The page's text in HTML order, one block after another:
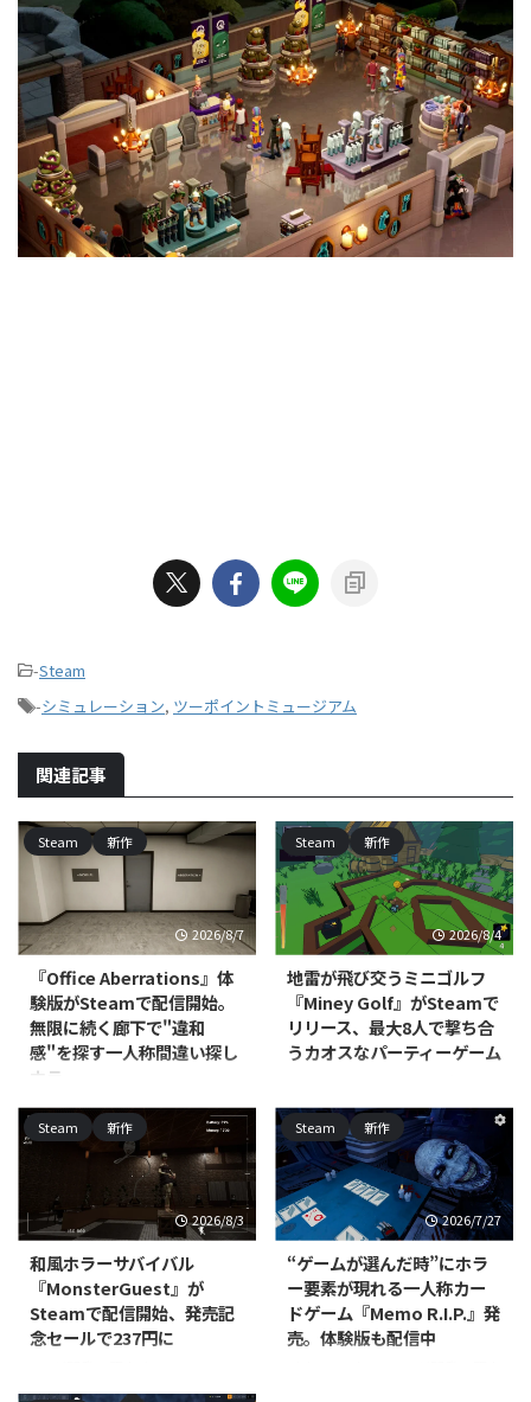
-Steam
-シミュレーション, ツーポイントミュージアム
関連記事
Steam 新作
2026/8/7
『Office Aberrations』体
験版がSteamで配信開始。
無限に続く廊下で"違和
感"を探す一人称間違い探し
ホラー
North Point Gamesが開発・パブ
リッシングを手がける
PC（Windows/Mac、Steam）向
けカジュアル・シミュレーション
『Office Aberrations』の体験版
が配信開始されました。本編の発
ており、正式な発売日はまだ発表
されていません。 本作は、無限
にループするオフィスの廊下を舞
台にした、一人称視点の間違い探
を細部まで観察し、通常の光景に
Steam 新作
2026/8/4
地雷が飛び交うミニゴルフ
『Miney Golf』がSteamで
リリース、最大8人で撃ち合
うカオスなパーティーゲーム
するPC（Steam）向けカジュア
ルミニゴルフ戦略ゲーム『Miney
Golf』が、2026年7月15日にリリ
ースされました。対応プラットフ
ォームはWindows/Mac/Linux
で、価格は800円です。 本作は、
コースの至る所に地雷を仕掛けて
パッティングを繰り広げるミニゴ
ルフです。物理演算に基づいたボ
ールの動きを利用しつつ、地雷を
使って地形を破壊したり対戦相手
Steam 新作
2026/8/3
和風ホラーサバイバル
『MonsterGuest』が
Steamで配信開始、発売記
念セールで237円に
PC（Steam）向けインディー・
Steam 新作
2026/7/27
“ゲームが選んだ時”にホラ
ー要素が現れる一人称カー
ドゲーム『Memo R.I.P.』発
売。体験版も配信中